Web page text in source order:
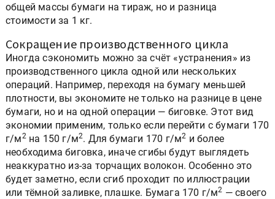
общей массы бумаги на тираж, но и разница
стоимости за 1 кг.
Сокращение производственного цикла
Иногда сэкономить можно за счёт «устранения» из
производственного цикла одной или нескольких
операций. Например, переходя на бумагу меньшей
плотности, вы экономите не только на разнице в цене
бумаги, но и на одной операции — биговке. Этот вид
экономии применим, только если перейти с бумаги 170
г/м2на 150 г/м2. Для бумаги 170 г/м2 и более
необходима биговка, иначе сгибы будут выглядеть
неаккуратно из-за торчащих волокон. Особенно это
будет заметно, если сгиб проходит по иллюстрации
или тёмной заливке, плашке. Бумага 170 г/м2 — своего